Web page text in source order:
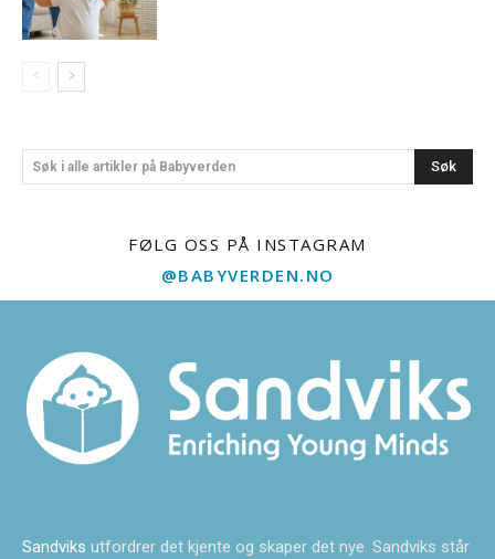
Søk i alle artikler på Babyverden Søk
FØLG OSS PÅ INSTAGRAM
@BABYVERDEN.NO
Sandviks utfordrer det kjente og skaper det nye. Sandviks står